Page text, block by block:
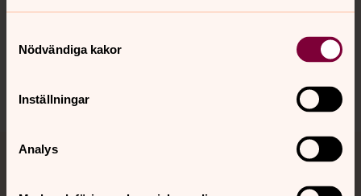
Nödvändiga kakor
Inställningar
Analys
Sociala kanaler